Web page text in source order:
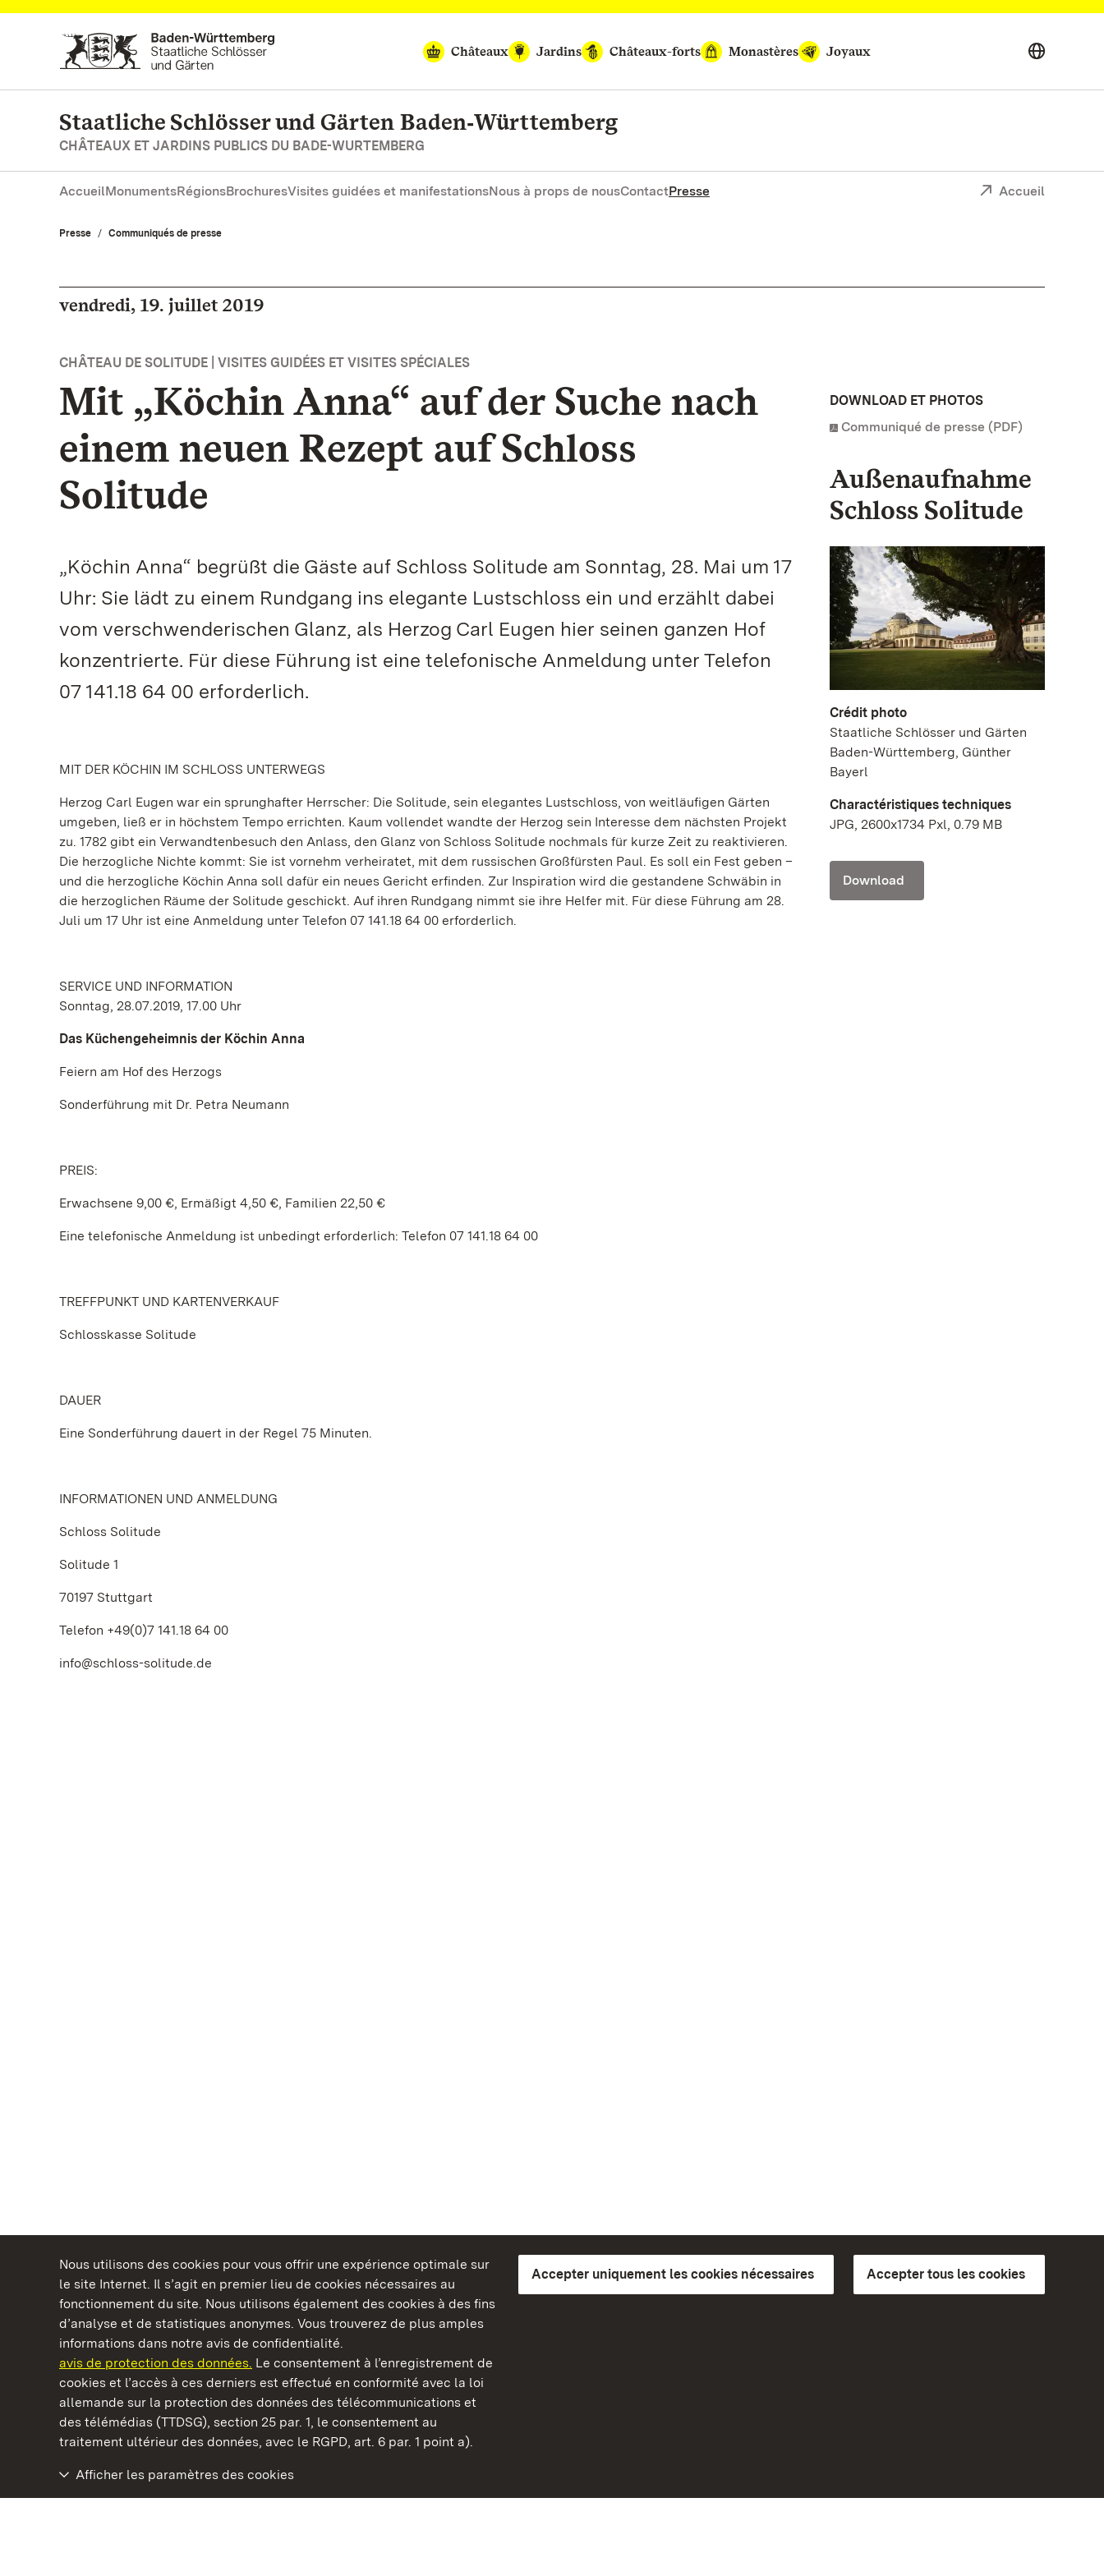
Nous utilisons des cookies pour vous offrir une expérience optimale sur
le site Internet. Il s’agit en premier lieu de cookies nécessaires au
fonctionnement du site. Nous utilisons également des cookies à des fins
d’analyse et de statistiques anonymes. Vous trouverez de plus amples
informations dans notre avis de confidentialité.
avis de protection des données. Le consentement à l’enregistrement de
cookies et l’accès à ces derniers est effectué en conformité avec la loi
allemande sur la protection des données des télécommunications et
des télémédias (TTDSG), section 25 par. 1, le consentement au
traitement ultérieur des données, avec le RGPD, art. 6 par. 1 point a).
Accepter uniquement les cookies nécessaires Accepter tous les cookies
Afficher les paramètres des cookies
Vers la page d’accueil
Châteaux
Jardins Châteaux-forts Monastères Joyaux
Staatliche Schlösser und Gärten Baden‑Württemberg
CHÂTEAUX ET JARDINS PUBLICS DU BADE-WURTEMBERG
AccueilMonumentsRégionsBrochuresVisites guidées et manifestationsNous à props de nousContactPresse Accueil
Presse Communiqués de presse
vendredi, 19. juillet 2019
CHÂTEAU DE SOLITUDE | VISITES GUIDÉES ET VISITES SPÉCIALES
Mit „Köchin Anna“ auf der Suche nach
einem neuen Rezept auf Schloss
Solitude
„Köchin Anna“ begrüßt die Gäste auf Schloss Solitude am Sonntag, 28. Mai um 17
Uhr: Sie lädt zu einem Rundgang ins elegante Lustschloss ein und erzählt dabei
vom verschwenderischen Glanz, als Herzog Carl Eugen hier seinen ganzen Hof
konzentrierte. Für diese Führung ist eine telefonische Anmeldung unter Telefon
07 141.18 64 00 erforderlich.
MIT DER KÖCHIN IM SCHLOSS UNTERWEGS
Herzog Carl Eugen war ein sprunghafter Herrscher: Die Solitude, sein elegantes Lustschloss, von weitläufigen Gärten
umgeben, ließ er in höchstem Tempo errichten. Kaum vollendet wandte der Herzog sein Interesse dem nächsten Projekt
zu. 1782 gibt ein Verwandtenbesuch den Anlass, den Glanz von Schloss Solitude nochmals für kurze Zeit zu reaktivieren.
Die herzogliche Nichte kommt: Sie ist vornehm verheiratet, mit dem russischen Großfürsten Paul. Es soll ein Fest geben –
und die herzogliche Köchin Anna soll dafür ein neues Gericht erfinden. Zur Inspiration wird die gestandene Schwäbin in
die herzoglichen Räume der Solitude geschickt. Auf ihren Rundgang nimmt sie ihre Helfer mit. Für diese Führung am 28.
Juli um 17 Uhr ist eine Anmeldung unter Telefon 07 141.18 64 00 erforderlich.
SERVICE UND INFORMATION
Sonntag, 28.07.2019, 17.00 Uhr
Das Küchengeheimnis der Köchin Anna
Feiern am Hof des Herzogs
Sonderführung mit Dr. Petra Neumann
PREIS:
Erwachsene 9,00 €, Ermäßigt 4,50 €, Familien 22,50 €
Eine telefonische Anmeldung ist unbedingt erforderlich: Telefon 07 141.18 64 00
TREFFPUNKT UND KARTENVERKAUF
Schlosskasse Solitude
DAUER
Eine Sonderführung dauert in der Regel 75 Minuten.
INFORMATIONEN UND ANMELDUNG
Schloss Solitude
Solitude 1
70197 Stuttgart
Telefon +49(0)7 141.18 64 00
info@schloss-solitude.de
DOWNLOAD ET PHOTOS
Communiqué de presse (PDF)
Außenaufnahme
Schloss Solitude
Crédit photo
Staatliche Schlösser und Gärten
Baden-Württemberg, Günther
Bayerl
Charactéristiques techniques
JPG, 2600x1734 Pxl, 0.79 MB
Download
Châteaux et jardins publics du Bade-Wurtemberg
Staatliche Schlösser und Gärten Baden‑Württemberg
Explications sur l’accessibilité